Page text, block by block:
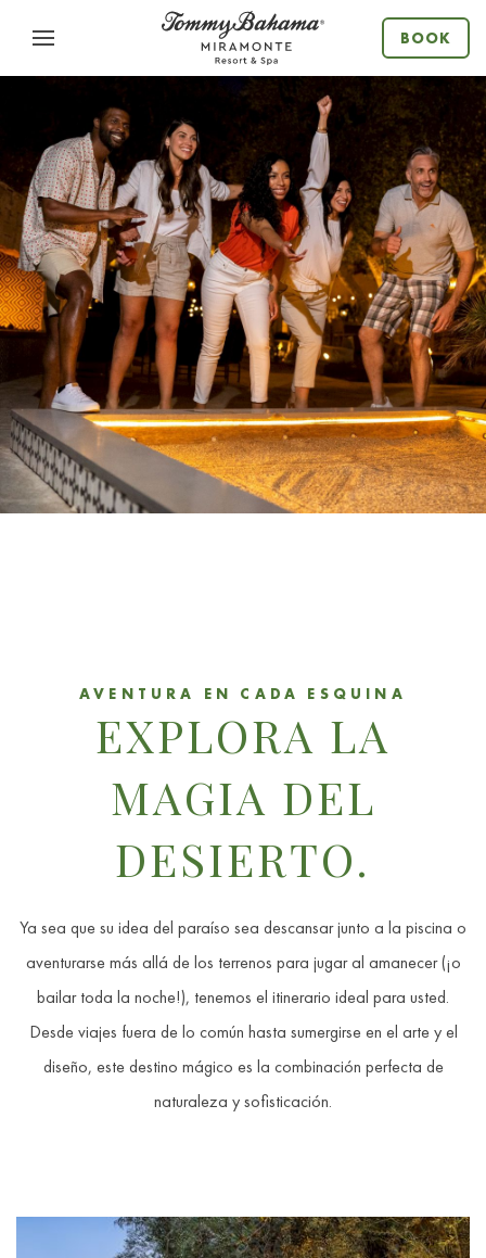
Menu BOOK
AVENTURA EN CADA ESQUINA
EXPLORA LA
MAGIA DEL
DESIERTO.
Ya sea que su idea del paraíso sea descansar junto a la piscina o
aventurarse más allá de los terrenos para jugar al amanecer (¡o
bailar toda la noche!), tenemos el itinerario ideal para usted.
Desde viajes fuera de lo común hasta sumergirse en el arte y el
diseño, este destino mágico es la combinación perfecta de
naturaleza y sofisticación.